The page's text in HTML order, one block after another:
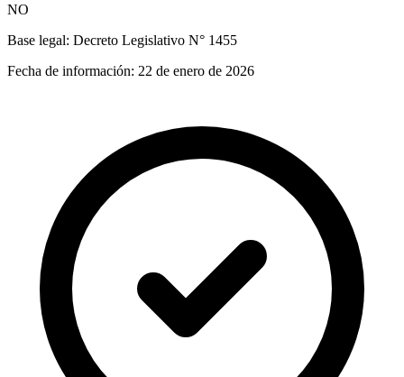
NO
Base legal: Decreto Legislativo N° 1455
Fecha de información: 22 de enero de 2026